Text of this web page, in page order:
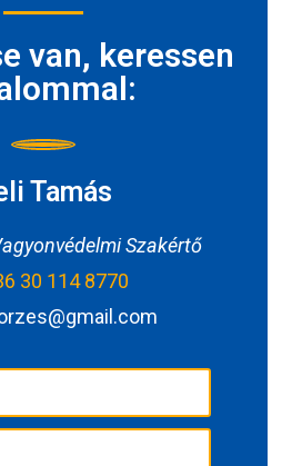
van, keressen
Tamás
Szakértő
30 114 8770